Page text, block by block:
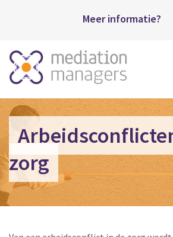
Meer informatie?
zorg